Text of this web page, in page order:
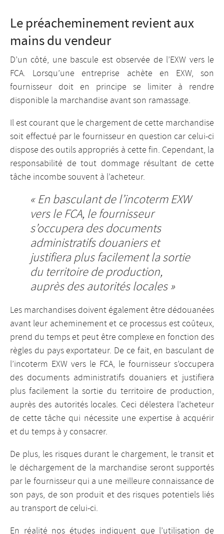
Le préacheminement revient aux
mains du vendeur
D’un côté, une bascule est observée de l’EXW vers le
FCA. Lorsqu’une entreprise achète en EXW, son
fournisseur doit en principe se limiter à rendre
disponible la marchandise avant son ramassage.
Il est courant que le chargement de cette marchandise
soit effectué par le fournisseur en question car celui-ci
dispose des outils appropriés à cette fin. Cependant, la
responsabilité de tout dommage résultant de cette
tâche incombe souvent à l’acheteur.
« En basculant de l’incoterm EXW
vers le FCA, le fournisseur
s’occupera des documents
administratifs douaniers et
justifiera plus facilement la sortie
du territoire de production,
auprès des autorités locales »
Les marchandises doivent également être dédouanées
avant leur acheminement et ce processus est coûteux,
prend du temps et peut être complexe en fonction des
règles du pays exportateur. De ce fait, en basculant de
l’incoterm EXW vers le FCA, le fournisseur s’occupera
des documents administratifs douaniers et justifiera
plus facilement la sortie du territoire de production,
auprès des autorités locales. Ceci délestera l’acheteur
de cette tâche qui nécessite une expertise à acquérir
et du temps à y consacrer.
De plus, les risques durant le chargement, le transit et
le déchargement de la marchandise seront supportés
par le fournisseur qui a une meilleure connaissance de
son pays, de son produit et des risques potentiels liés
au transport de celui-ci.
En réalité nos études indiquent que l’utilisation de